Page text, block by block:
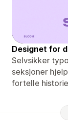
Designet for
Selvsikker
seksjoner
fortelle